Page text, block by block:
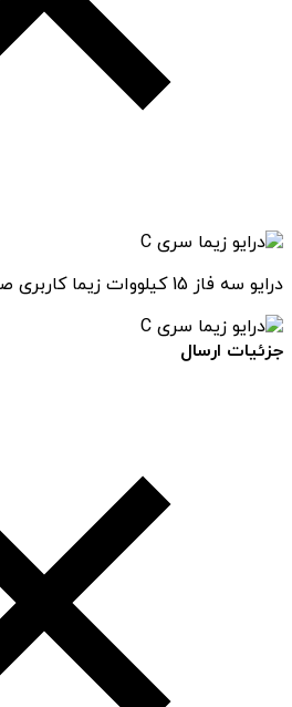
درایو سه فاز 15 کیلووات زیما کاربری صنعتی مدل G200C150-3
جزئیات ارسال